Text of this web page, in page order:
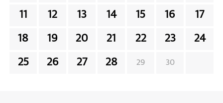
11 12 13 14 15 16 17
18 19 20 21 22 23 24
25 26 27 28 29 30